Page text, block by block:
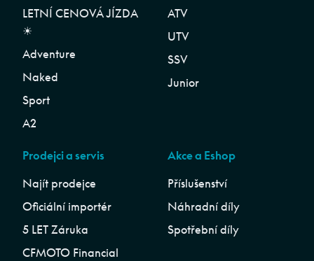
LETNÍ CENOVÁ JÍZDA
☀︎
Adventure
Naked
Sport
A2
ATV
UTV
SSV
Junior
Prodejci a servis
Najít prodejce
Oficiální importér
5 LET Záruka
CFMOTO Financial
Akce a Eshop
Příslušenství
Náhradní díly
Spotřební díly